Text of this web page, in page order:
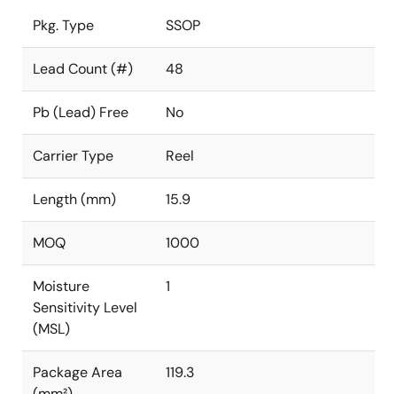
Pkg. Type SSOP
Lead Count (#) 48
Pb (Lead) Free No
Carrier Type Reel
Length (mm) 15.9
MOQ 1000
Moisture
Sensitivity Level
(MSL)
1
Package Area
119.3